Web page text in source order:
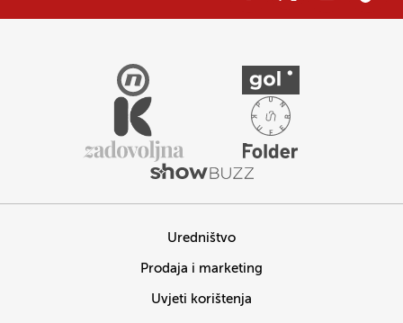
Uredništvo
Prodaja i marketing
Uvjeti korištenja